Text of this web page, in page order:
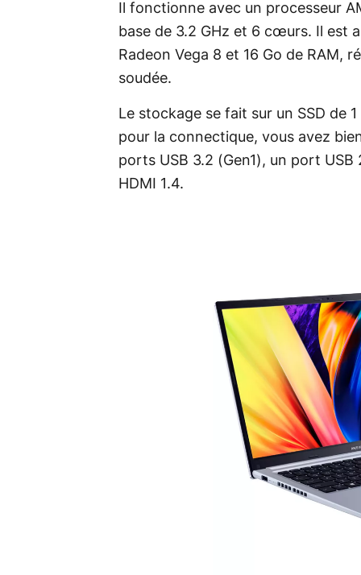
Il fonctionne avec un processeur
base de 3.2 GHz et 6 cœurs. Il est
Radeon Vega 8 et 16 Go de RAM,
soudée.
Le stockage se fait sur un SSD de
pour la connectique, vous avez
ports USB 3.2 (Gen1), un port
HDMI 1.4.